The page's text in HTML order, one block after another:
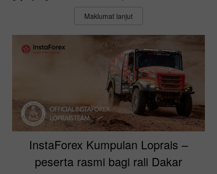
Maklumat lanjut
InstaForex Kumpulan Loprais –
peserta rasmi bagi rali Dakar